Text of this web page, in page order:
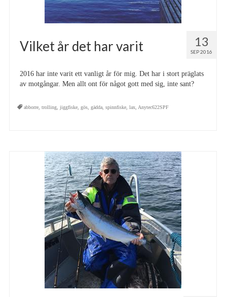
13
SEP 2016
Vilket år det har varit
2016 har inte varit ett vanligt år för mig. Det har i stort präglats
av motgångar. Men allt ont för något gott med sig, inte sant?
abborre, trolling, jiggfiske, gös, gädda, spinnfiske, lax, Anytec622SPF